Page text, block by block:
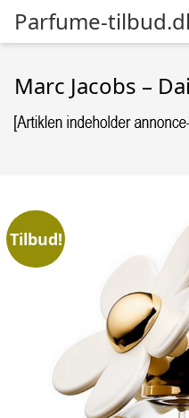
Parfume-
Marc Jacobs –
Tilbud!